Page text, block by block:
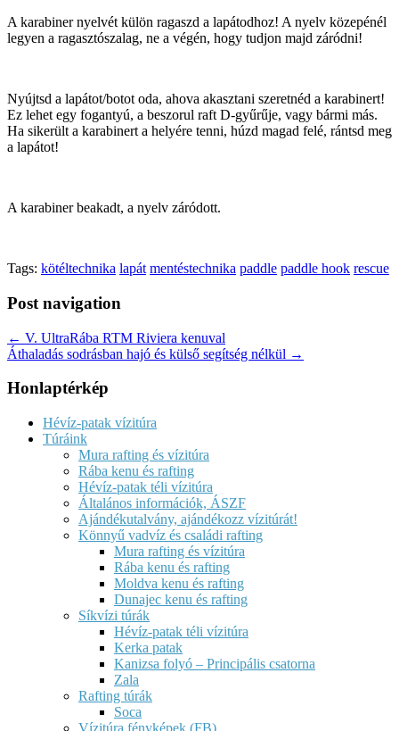
A karabiner nyelvét külön ragaszd a lapátodhoz! A nyelv közepénél
legyen a ragasztószalag, ne a végén, hogy tudjon majd záródni!
Nyújtsd a lapátot/botot oda, ahova akasztani szeretnéd a karabinert!
Ez lehet egy fogantyú, a beszorul raft D-gyűrűje, vagy bármi más.
Ha sikerült a karabinert a helyére tenni, húzd magad felé, rántsd meg
a lapátot!
A karabiner beakadt, a nyelv záródott.
Tags: kötéltechnika lapát mentéstechnika paddle paddle hook rescue
Post navigation
← V. UltraRába RTM Riviera kenuval
Áthaladás sodrásban hajó és külső segítség nélkül →
Honlaptérkép
Hévíz-patak vízitúra
Túráink
Mura rafting és vízitúra
Rába kenu és rafting
Hévíz-patak téli vízitúra
Általános információk, ÁSZF
Ajándékutalvány, ajándékozz vízitúrát!
Könnyű vadvíz és családi rafting
Mura rafting és vízitúra
Rába kenu és rafting
Moldva kenu és rafting
Dunajec kenu és rafting
Síkvízi túrák
Hévíz-patak téli vízitúra
Kerka patak
Kanizsa folyó – Principális csatorna
Zala
Rafting túrák
Soca
Vízitúra fényképek (FB)